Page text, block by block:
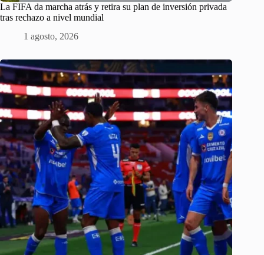
La FIFA da marcha atrás y retira su plan de inversión privada
tras rechazo a nivel mundial
1 agosto, 2026